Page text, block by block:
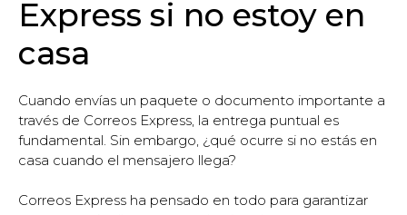
Express si no estoy en
casa
Cuando envías un paquete o documento importante a
través de Correos Express, la entrega puntual es
fundamental. Sin embargo, ¿qué ocurre si no estás en
casa cuando el mensajero llega?
Correos Express ha pensado en todo para garantizar